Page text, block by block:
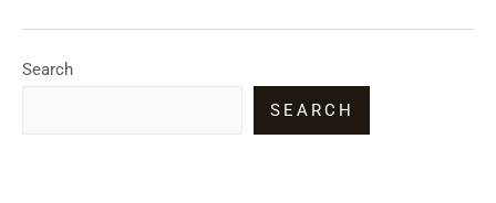
Plus
Stormaster
Search
SEARCH